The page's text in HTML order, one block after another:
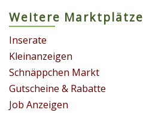
Weitere Marktplätze
Inserate
Kleinanzeigen
Schnäppchen Markt
Gutscheine & Rabatte
Job Anzeigen